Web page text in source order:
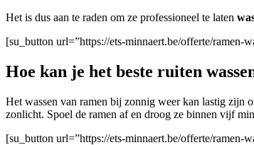
Het is dus aan te raden om ze professioneel te laten
[su_button url=”https://ets-minnaert.be/offerte/ramen-
Hoe kan je het beste ruiten
Het wassen van ramen bij zonnig weer kan lastig zijn
zonlicht. Spoel de ramen af en droog ze binnen vijf
[su_button url=”https://ets-minnaert.be/offerte/ramen-